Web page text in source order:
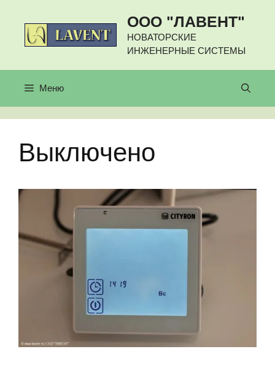
содержимому
ООО "ЛАВЕНТ"
НОВАТОРСКИЕ
ИНЖЕНЕРНЫЕ СИСТЕМЫ
Меню
Выключено